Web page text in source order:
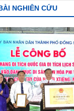
NGHIÊN CỨU